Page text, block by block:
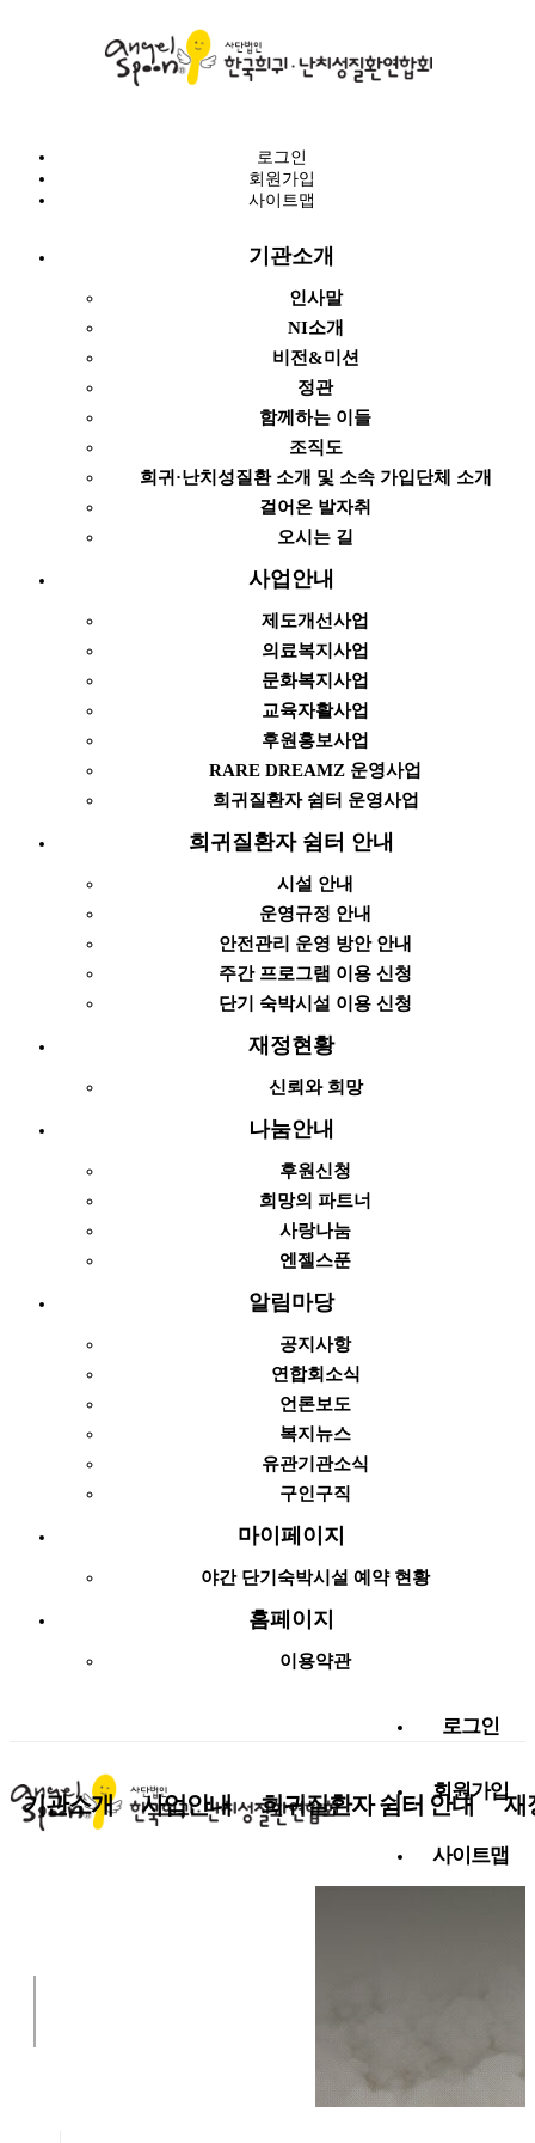
로그인
회원가입
사이트맵
기관소개
인사말
NI소개
비전&미션
정관
함께하는 이들
조직도
희귀·난치성질환 소개 및 소속 가입단체 소개
걸어온 발자취
오시는 길
사업안내
제도개선사업
의료복지사업
문화복지사업
교육자활사업
후원홍보사업
RARE DREAMZ 운영사업
희귀질환자 쉼터 운영사업
희귀질환자 쉼터 안내
시설 안내
운영규정 안내
안전관리 운영 방안 안내
주간 프로그램 이용 신청
단기 숙박시설 이용 신청
재정현황
신뢰와 희망
나눔안내
후원신청
희망의 파트너
사랑나눔
엔젤스푼
알림마당
공지사항
연합회소식
언론보도
복지뉴스
유관기관소식
구인구직
마이페이지
야간 단기숙박시설 예약 현황
홈페이지
이용약관
로그인
회원가입
사이트맵
기관소개 사업안내 희귀질환자 쉼터 안내 재